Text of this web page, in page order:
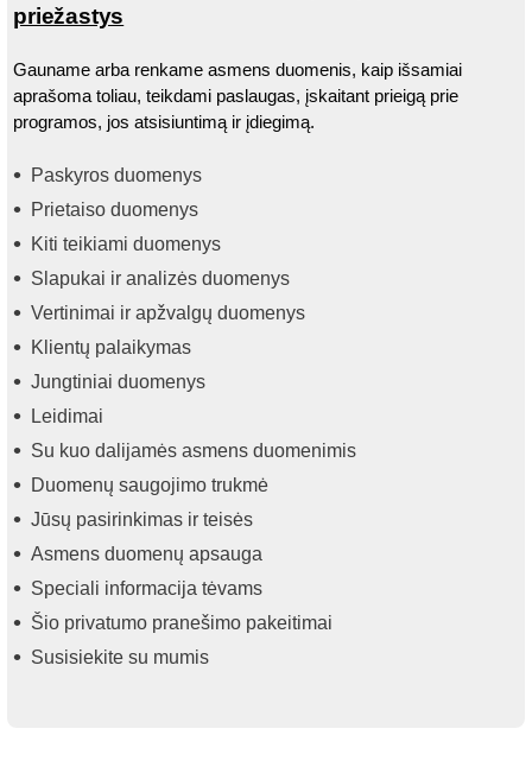
priežastys
Gauname arba renkame asmens duomenis, kaip išsamiai
aprašoma toliau, teikdami paslaugas, įskaitant prieigą prie
programos, jos atsisiuntimą ir įdiegimą.
Paskyros duomenys
Prietaiso duomenys
Kiti teikiami duomenys
Slapukai ir analizės duomenys
Vertinimai ir apžvalgų duomenys
Klientų palaikymas
Jungtiniai duomenys
Leidimai
Su kuo dalijamės asmens duomenimis
Duomenų saugojimo trukmė
Jūsų pasirinkimas ir teisės
Asmens duomenų apsauga
Speciali informacija tėvams
Šio privatumo pranešimo pakeitimai
Susisiekite su mumis